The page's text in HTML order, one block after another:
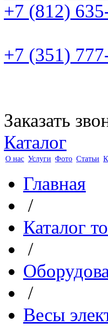
+7 (812)
+7 (351)
Заказать
Каталог
О нас Услуги Фото Статьи
Главная
/
Каталог
/
/
Весы